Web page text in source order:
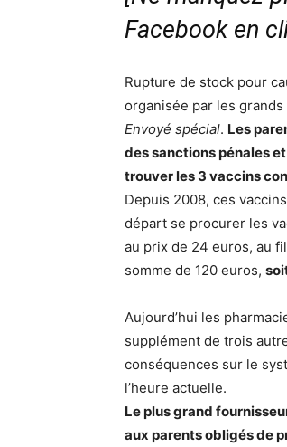
Facebook en
Rupture de stock pour
organisée par les grands
Envoyé spécial. Les
des sanctions pénales
trouver les 3 vaccins
Depuis 2008, ces
départ se procurer les
au prix de 24 euros, au
somme de 120 euros,
Aujourd’hui les
supplément de trois
conséquences sur le
l’heure actuelle.
Le plus grand
aux parents obligés de